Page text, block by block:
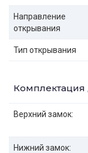
Направление
открывания
Тип открывания
Комплектация
Верхний замок:
Нижний замок: